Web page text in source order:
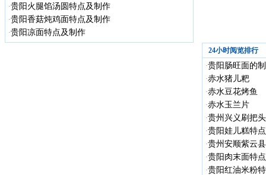
·贵阳火腿馅汤圆特点及制作
·贵阳香菇炖鸡面特点及制作
·贵阳凉面特点及制作
24小时阅览排行
·贵阳肠旺面的
·赤水猪儿粑
·赤水豆花烤鱼
·赤水玉兰片
·贵州兴义刷把
·贵阳娃儿糕特
·贵州安顺紫云
·贵阳肉末面特
·贵阳红油米粉